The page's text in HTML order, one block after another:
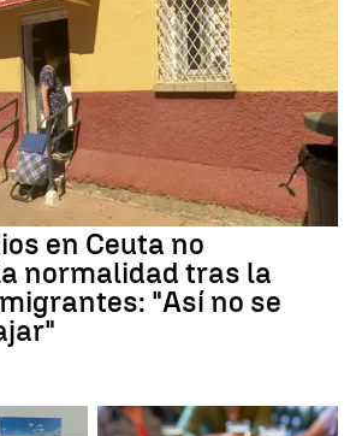
en Ceuta no
normalidad tras la
"Así no se